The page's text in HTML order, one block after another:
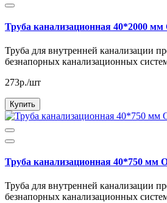
Труба канализационная 40*2000 мм
Труба для внутренней канализации
безнапорных канализационных
273р./шт
Купить
Труба канализационная 40*750 мм
Труба для внутренней канализации
безнапорных канализационных